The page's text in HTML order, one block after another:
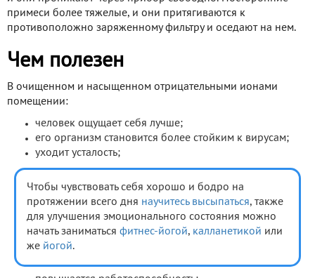
примеси более тяжелые, и они притягиваются к
противоположно заряженному фильтру и оседают на нем.
Чем полезен
В очищенном и насыщенном отрицательными ионами
помещении:
человек ощущает себя лучше;
его организм становится более стойким к вирусам;
уходит усталость;
Чтобы чувствовать себя хорошо и бодро на
протяжении всего дня научитесь высыпаться, также
для улучшения эмоционального состояния можно
начать заниматься фитнес-йогой, калланетикой или
же йогой.